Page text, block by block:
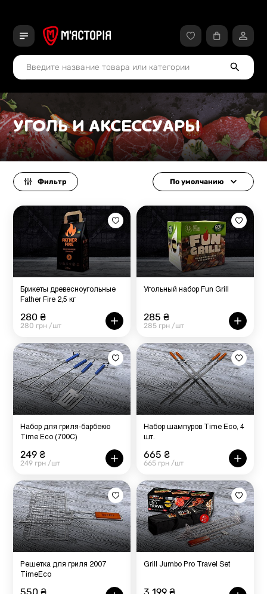
УГОЛЬ И АКСЕССУАРЫ
Фильтр По умолчанию
Брикеты древесноугольные
Father Fire 2,5 кг
280 ₴
280 грн /шт
Угольный набор Fun Grill
285 ₴
285 грн /шт
Набор для гриля-барбекю
Time Eco (700С)
249 ₴
249 грн /шт
Набор шампуров Time Eco, 4
шт.
665 ₴
665 грн /шт
Решетка для гриля 2007
TimeEco
Grill Jumbo Pro Travel Set